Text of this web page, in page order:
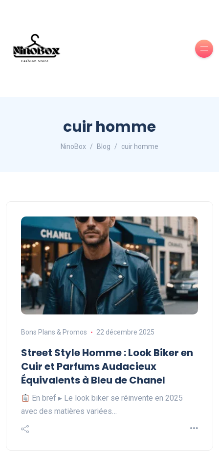
cuir homme
NinoBox Blog cuir homme
Bons Plans & Promos 22 décembre 2025
Street Style Homme : Look Biker en
Cuir et Parfums Audacieux
Équivalents à Bleu de Chanel
En bref ▸ Le look biker se réinvente en 2025
avec des matières variées…